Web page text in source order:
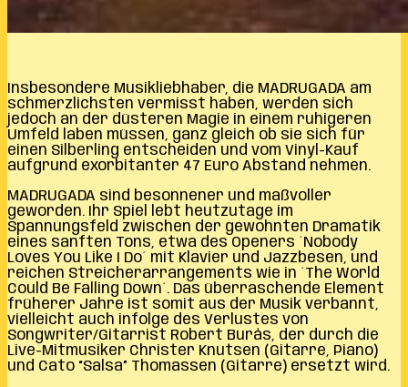
Insbesondere Musikliebhaber, die MADRUGADA am
schmerzlichsten vermisst haben, werden sich
jedoch an der düsteren Magie in einem ruhigeren
Umfeld laben müssen, ganz gleich ob sie sich für
einen Silberling entscheiden und vom Vinyl-Kauf
aufgrund exorbitanter 47 Euro Abstand nehmen.
MADRUGADA sind besonnener und maßvoller
geworden. Ihr Spiel lebt heutzutage im
Spannungsfeld zwischen der gewohnten Dramatik
eines sanften Tons, etwa des Openers ´Nobody
Loves You Like I Do´ mit Klavier und Jazzbesen, und
reichen Streicherarrangements wie in ´The World
Could Be Falling Down´. Das überraschende Element
früherer Jahre ist somit aus der Musik verbannt,
vielleicht auch infolge des Verlustes von
Songwriter/Gitarrist Robert Burås, der durch die
Live-Mitmusiker Christer Knutsen (Gitarre, Piano)
und Cato “Salsa” Thomassen (Gitarre) ersetzt wird.